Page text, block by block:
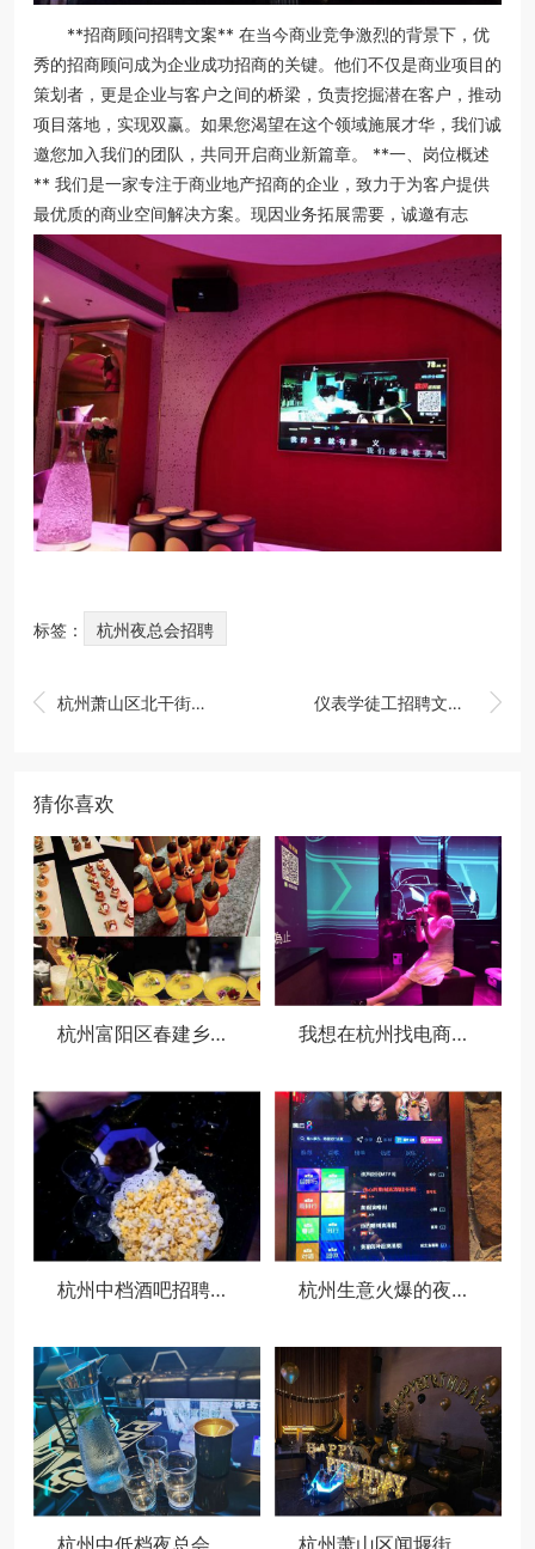
**招商顾问招聘文案** 在当今商业竞争激烈的背景下，优
秀的招商顾问成为企业成功招商的关键。他们不仅是商业项目的
策划者，更是企业与客户之间的桥梁，负责挖掘潜在客户，推动
项目落地，实现双赢。如果您渴望在这个领域施展才华，我们诚
邀您加入我们的团队，共同开启商业新篇章。 **一、岗位概述
** 我们是一家专注于商业地产招商的企业，致力于为客户提供
最优质的商业空间解决方案。现因业务拓展需要，诚邀有志
标签： 杭州夜总会招聘
 杭州萧山区北干街道附近夜总会招聘包厢气氛租,全职上班收入多少 
仪表学徒工招聘文案（仪表技术学徒招募启事）
猜你喜欢
杭州富阳区春建乡附近酒吧招聘商务接待,领队直招没套路的 我想在杭州找电商运营类的工作
杭州中档酒吧招聘包厢陪唱,夜场如何吸引客人选你？ 杭州生意火爆的夜场ktv招聘模特佳丽,招聘电话多少